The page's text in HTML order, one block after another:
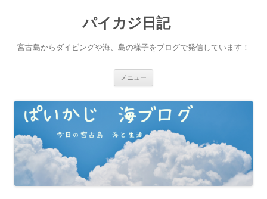
パイカジ日記
宮古島からダイビングや海、島の様子をブログで発信しています！
メニュー
ツ
へ
ス
キ
ッ
プ